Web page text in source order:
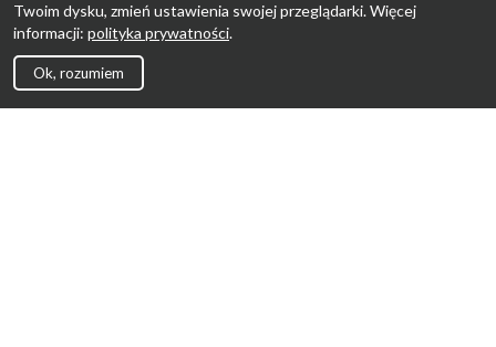
Twoim dysku, zmień ustawienia swojej przeglądarki. Więcej
informacji: polityka prywatności.
Ok, rozumiem